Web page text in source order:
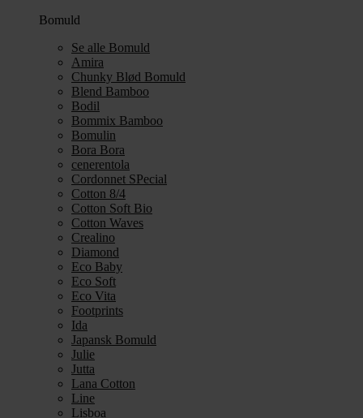
Bomuld
Se alle Bomuld
Amira
Chunky Blød Bomuld
Blend Bamboo
Bodil
Bommix Bamboo
Bomulin
Bora Bora
cenerentola
Cordonnet SPecial
Cotton 8/4
Cotton Soft Bio
Cotton Waves
Crealino
Diamond
Eco Baby
Eco Soft
Eco Vita
Footprints
Ida
Japansk Bomuld
Julie
Jutta
Lana Cotton
Line
Lisboa